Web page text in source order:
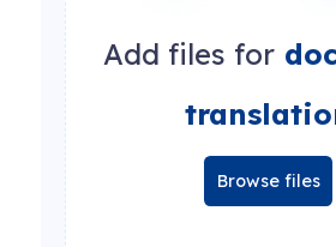
Add files for
Browse files